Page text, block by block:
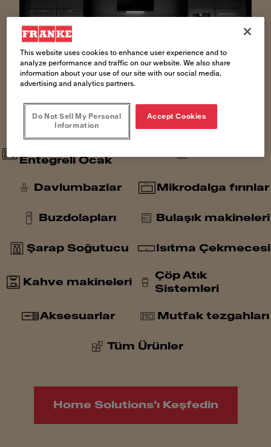
Eviyeler
Filtreleme Ocaklar
Entegreli Ocak
Davlumbazlar Mikrodalga fırınlar
Buzdolapları Bulaşık makineleri
Şarap Soğutucu Isıtma Çekmecesi
Kahve makineleri
Çöp Atık
Sistemleri
Aksesuarlar Mutfak tezgahları
Tüm Ürünler
Home Solutions’ı Keşfedin
This website uses cookies to enhance user experience and to
analyze performance and traffic on our website. We also share
information about your use of our site with our social media,
advertising and analytics partners.
Do Not Sell My Personal
Information
Accept Cookies